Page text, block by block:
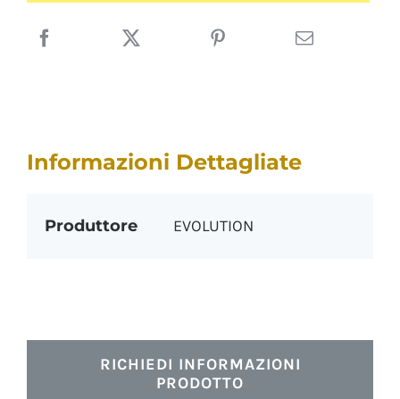
Informazioni Dettagliate
Produttore EVOLUTION
RICHIEDI INFORMAZIONI
PRODOTTO